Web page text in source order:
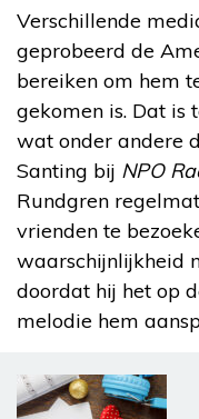
Verschillende
geprobeerd de
bereiken om hem
gekomen is. Dat is
wat onder andere
Santing bij NPO
Rundgren
vrienden te
waarschijnlijkheid
doordat hij het op
melodie hem